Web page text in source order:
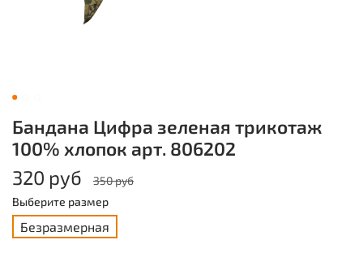
Бандана Цифра зеленая трикотаж
100% хлопок арт. 806202
320 руб
350 руб
Выберите размер
Безразмерная